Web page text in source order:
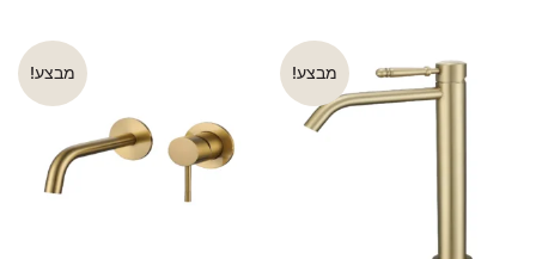
מבצע! מבצע!